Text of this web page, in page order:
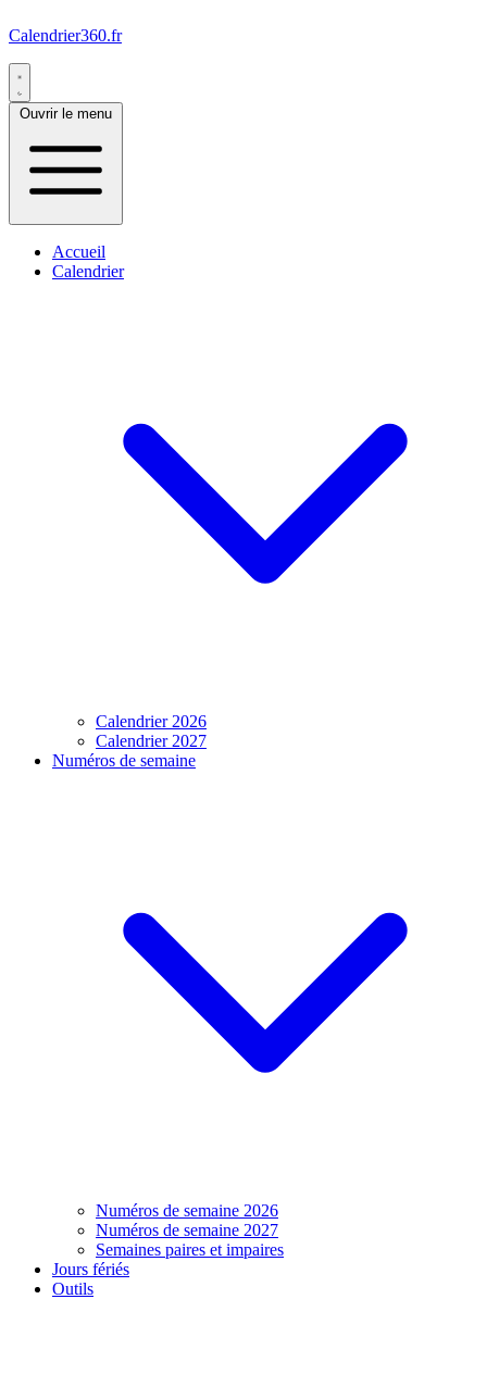
Calendrier360.fr
Ouvrir le menu
Accueil
Calendrier
Calendrier 2026
Calendrier 2027
Numéros de semaine
Numéros de semaine 2026
Numéros de semaine 2027
Semaines paires et impaires
Jours fériés
Outils